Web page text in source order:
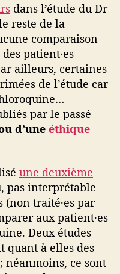
dans l’étude du Dr
reste de la
comparaison
patient·es
ailleurs, certaines
de l’étude car
par le passé
d’une éthique
une deuxième
pas interprétable
(non traité·es par
aux patient·es
Deux études
quant à elles des
; néanmoins, ce sont